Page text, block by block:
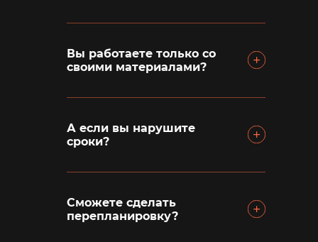
Вы работаете только со
своими материалами?
А если вы нарушите
сроки?
Сможете сделать
перепланировку?